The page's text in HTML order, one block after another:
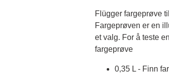
Flügger fargeprøve
Fargeprøven er en
et valg. For å teste
fargeprøve
0,35 L - Finn